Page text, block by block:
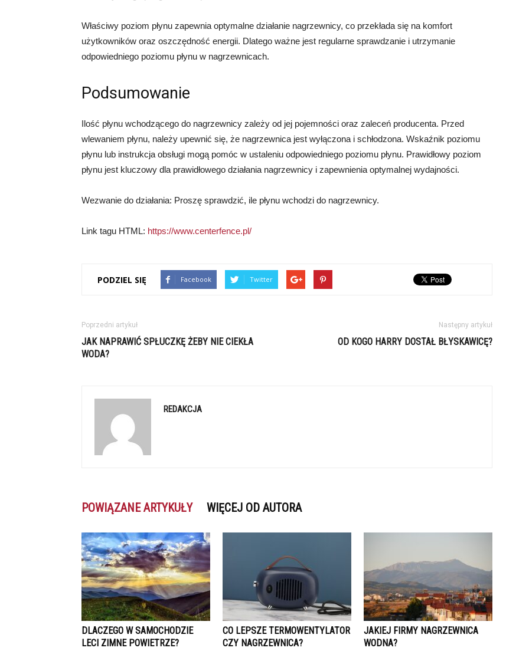
Właściwy poziom płynu zapewnia optymalne działanie nagrzewnicy, co przekłada się na komfort
użytkowników oraz oszczędność energii. Dlatego ważne jest regularne sprawdzanie i utrzymanie
odpowiedniego poziomu płynu w nagrzewnicach.
Podsumowanie
Ilość płynu wchodzącego do nagrzewnicy zależy od jej pojemności oraz zaleceń producenta. Przed
wlewaniem płynu, należy upewnić się, że nagrzewnica jest wyłączona i schłodzona. Wskaźnik poziomu
płynu lub instrukcja obsługi mogą pomóc w ustaleniu odpowiedniego poziomu płynu. Prawidłowy poziom
płynu jest kluczowy dla prawidłowego działania nagrzewnicy i zapewnienia optymalnej wydajności.
Wezwanie do działania: Proszę sprawdzić, ile płynu wchodzi do nagrzewnicy.
Link tagu HTML: https://www.centerfence.pl/
PODZIEL SIĘ Facebook Twitter
Poprzedni artykuł
JAK NAPRAWIĆ SPŁUCZKĘ ŻEBY NIE CIEKŁA
WODA?
Następny artykuł
OD KOGO HARRY DOSTAŁ BŁYSKAWICĘ?
REDAKCJA
POWIĄZANE ARTYKUŁY WIĘCEJ OD AUTORA
DLACZEGO W SAMOCHODZIE
LECI ZIMNE POWIETRZE?
CO LEPSZE TERMOWENTYLATOR
CZY NAGRZEWNICA?
JAKIEJ FIRMY NAGRZEWNICA
WODNA?